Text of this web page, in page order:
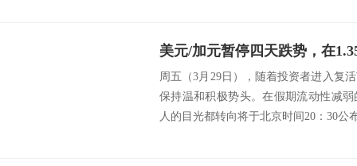
美元/加元暂停四天跌势，在
周五（3月29日），随着投资者进入复
保持温和积极势头。在假期流动性减
人的目光都转向将于北京时间20：30公